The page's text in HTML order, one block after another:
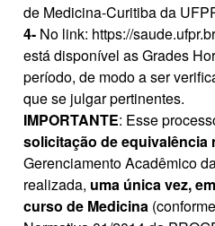
de Medicina-Curitiba da
4- No link: https://
está disponível as Grades
período, de modo a ser
que se julgar pertinentes.
IMPORTANTE: Esse
solicitação de equivalência
Gerenciamento Acadêmico
realizada, uma única vez,
curso de Medicina